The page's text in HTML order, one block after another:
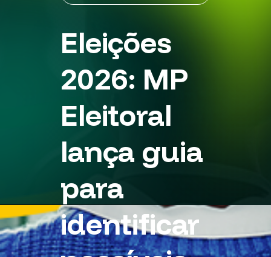
Eleições
2026: MP
Eleitoral
lança guia
para
identificar